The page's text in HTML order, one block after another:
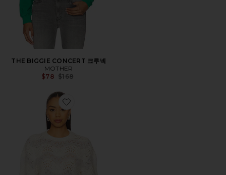
THE BIGGIE CONCERT 크루넥
MOTHER
$78 Previous price:
$168
Favorite PODWER PUFF 스웨터